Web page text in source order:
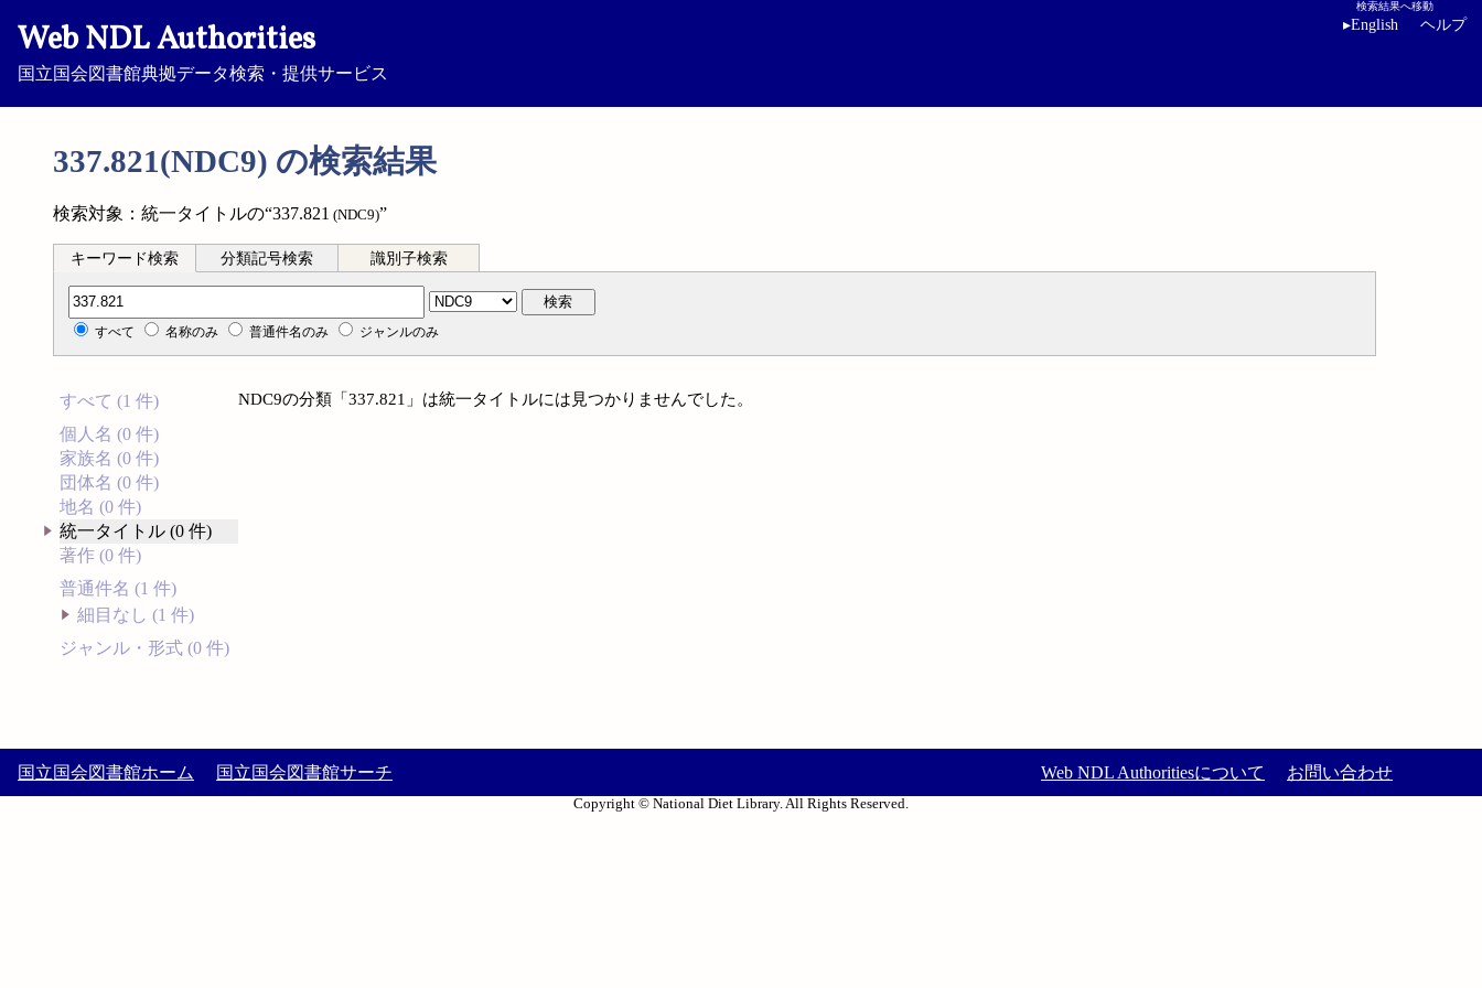
Web NDL Authorities
国立国会図書館典拠データ検索・提供サービス
検索結果へ移動
▸English ヘルプ
337.821(NDC9) の検索結果
検索対象：統一タイトルの“337.821 (NDC9)”
キーワード検索 分類記号検索 識別子検索
分類記号検索 検索
すべて 名称のみ 普通件名のみ ジャンルのみ
すべて (1 件)
個人名 (0 件)
家族名 (0 件)
団体名 (0 件)
地名 (0 件)
統一タイトル (0 件)
著作 (0 件)
普通件名 (1 件)
細目なし (1 件)
ジャンル・形式 (0 件)
NDC9の分類「337.821」は統一タイトルには見つかりませんでした。
国立国会図書館ホーム 国立国会図書館サーチ Web NDL Authoritiesについて お問い合わせ
Copyright © National Diet Library. All Rights Reserved.